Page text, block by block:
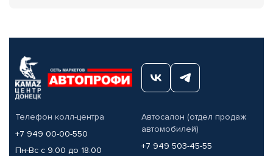
Телефон колл-центра
+7 949 00-00-550
Пн-Вс с 9.00 до 18.00
Автосалон (отдел продаж
автомобилей)
+7 949 503-45-55